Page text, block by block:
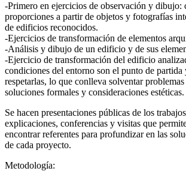
-Primero en ejercicios de observación y dibujo:
proporciones a partir de objetos y fotografías
de edificios reconocidos.
-Ejercicios de transformación de elementos
-Análisis y dibujo de un edificio y de sus
-Ejercicio de transformación del edificio
condiciones del entorno son el punto de partida
respetarlas, lo que conlleva solventar
soluciones formales y consideraciones estéticas.
Se hacen presentaciones públicas de los
explicaciones, conferencias y visitas que
encontrar referentes para profundizar en las
de cada proyecto.
Metodología: